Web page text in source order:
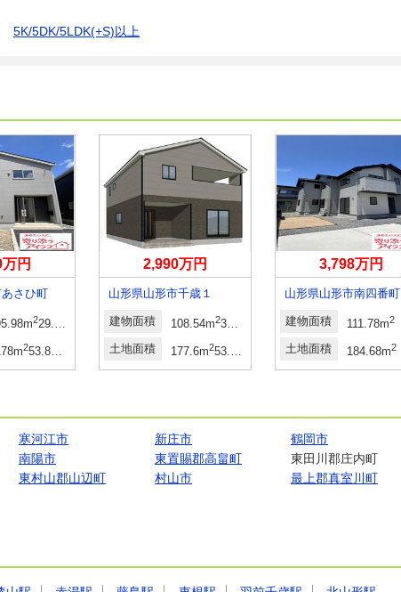
5K/5DK/5LDK(+S)以上
円
さひ町
229.03坪
253.84坪
2,990万円
山形県山形市千歳１
建物面積 108.54m232.83坪
土地面積
177.6m253.72坪
3,798万円
山形県山形市南四番町
建物面積 111.78m2
土地面積 184.68m2
寒河江市 新庄市
鶴岡市
南陽市 東置賜郡高畠町
東田川郡庄内町
東村山郡山辺町 村山市
最上郡真室川町